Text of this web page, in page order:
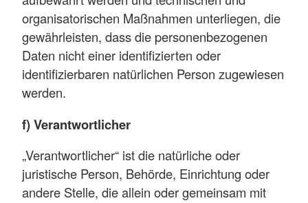
organisatorischen Maßnahmen unterliegen, die
gewährleisten, dass die personenbezogenen
Daten nicht einer identifizierten oder
identifizierbaren natürlichen Person zugewiesen
werden.
f) Verantwortlicher
„Verantwortlicher“ ist die natürliche oder
juristische Person, Behörde, Einrichtung oder
andere Stelle, die allein oder gemeinsam mit